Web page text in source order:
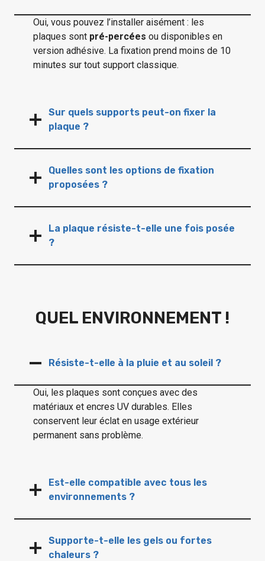
Oui, vous pouvez l’installer aisément : les
plaques sont pré-percées ou disponibles en
version adhésive. La fixation prend moins de 10
minutes sur tout support classique.
Sur quels supports peut-on fixer la
plaque ?
Quelles sont les options de fixation
proposées ?
La plaque résiste-t-elle une fois posée
?
QUEL ENVIRONNEMENT !
Résiste-t-elle à la pluie et au soleil ?
Oui, les plaques sont conçues avec des
matériaux et encres UV durables. Elles
conservent leur éclat en usage extérieur
permanent sans problème.
Est-elle compatible avec tous les
environnements ?
Supporte-t-elle les gels ou fortes
chaleurs ?